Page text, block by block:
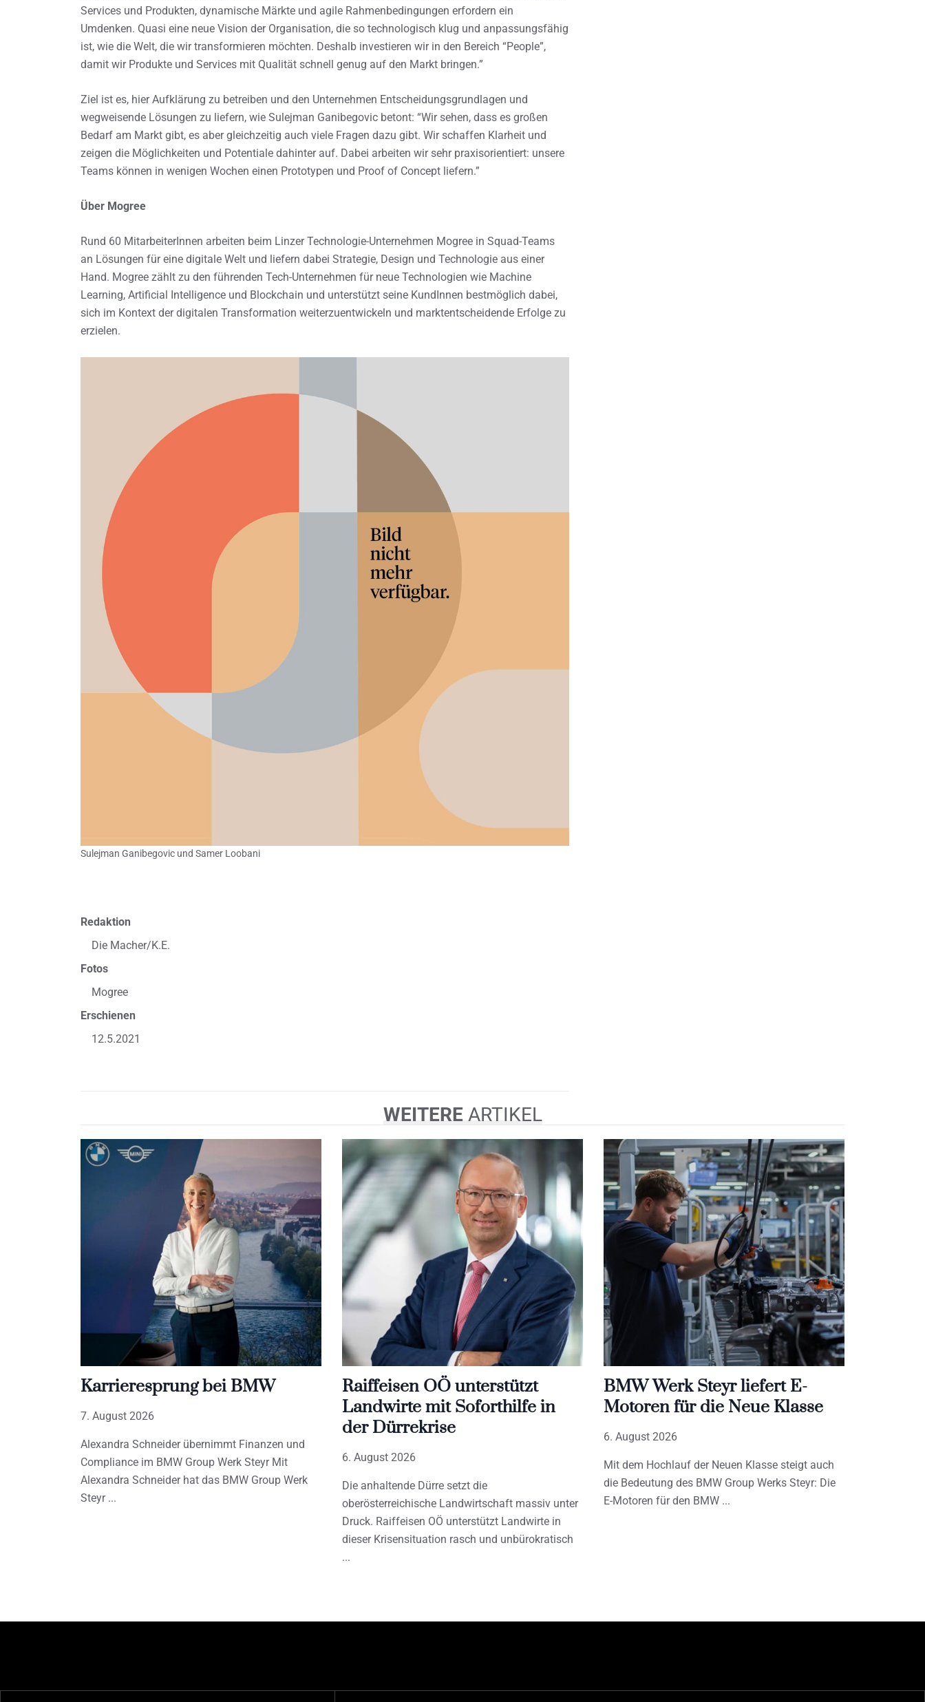
Services und Produkten, dynamische Märkte und agile Rahmenbedingungen erfordern ein
Umdenken. Quasi eine neue Vision der Organisation, die so technologisch klug und anpassungsfähig
ist, wie die Welt, die wir transformieren möchten. Deshalb investieren wir in den Bereich “People”,
damit wir Produkte und Services mit Qualität schnell genug auf den Markt bringen.”
Ziel ist es, hier Aufklärung zu betreiben und den Unternehmen Entscheidungsgrundlagen und
wegweisende Lösungen zu liefern, wie Sulejman Ganibegovic betont: “Wir sehen, dass es großen
Bedarf am Markt gibt, es aber gleichzeitig auch viele Fragen dazu gibt. Wir schaffen Klarheit und
zeigen die Möglichkeiten und Potentiale dahinter auf. Dabei arbeiten wir sehr praxisorientiert: unsere
Teams können in wenigen Wochen einen Prototypen und Proof of Concept liefern.”
Über Mogree
Rund 60 MitarbeiterInnen arbeiten beim Linzer Technologie-Unternehmen Mogree in Squad-Teams
an Lösungen für eine digitale Welt und liefern dabei Strategie, Design und Technologie aus einer
Hand. Mogree zählt zu den führenden Tech-Unternehmen für neue Technologien wie Machine
Learning, Artificial Intelligence und Blockchain und unterstützt seine KundInnen bestmöglich dabei,
sich im Kontext der digitalen Transformation weiterzuentwickeln und marktentscheidende Erfolge zu
erzielen.
Sulejman Ganibegovic und Samer Loobani
Redaktion
Die Macher/K.E.
Fotos
Mogree
Erschienen
12.5.2021
WEITERE ARTIKEL
Karrieresprung bei BMW
7. August 2026
Alexandra Schneider übernimmt Finanzen und
Compliance im BMW Group Werk Steyr Mit
Alexandra Schneider hat das BMW Group Werk
Steyr
Raiffeisen OÖ unterstützt
Landwirte mit Soforthilfe in
der Dürrekrise
6. August 2026
Die anhaltende Dürre setzt die
oberösterreichische Landwirtschaft massiv unter
Druck. Raiffeisen OÖ unterstützt Landwirte in
dieser Krisensituation rasch und unbürokratisch
BMW Werk Steyr liefert E-
Motoren für die Neue Klasse
6. August 2026
Mit dem Hochlauf der Neuen Klasse steigt auch
die Bedeutung des BMW Group Werks Steyr: Die
E-Motoren für den BMW